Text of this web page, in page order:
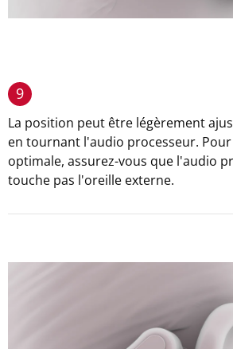
9
La position peut être légèrement
en tournant l'audio processeur.
optimale, assurez-vous que l'audio
touche pas l'oreille externe.